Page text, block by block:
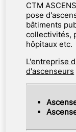
CTM
pose
bâtiments
collectivités,
hôpitaux etc.
L'entreprise
d'ascenseurs